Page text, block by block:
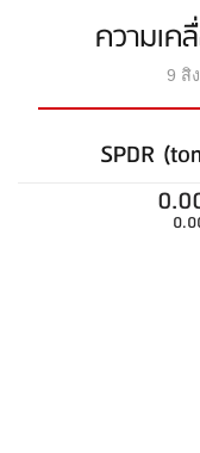
ความเ
9 สิ
SPDR